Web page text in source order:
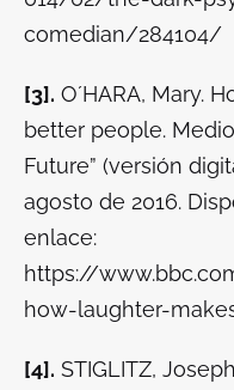
comedian/284104/
[3]. O´HARA, Mary.
better people.
Future” (versión
agosto de 2016.
enlace:
https://
how-laughter-
[4]. STIGLITZ,